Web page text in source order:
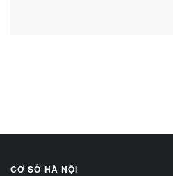
CƠ SỞ HÀ NỘI